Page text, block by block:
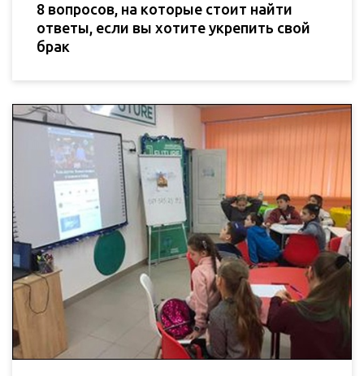
8 вопросов, на которые стоит найти
ответы, если вы хотите укрепить свой
брак